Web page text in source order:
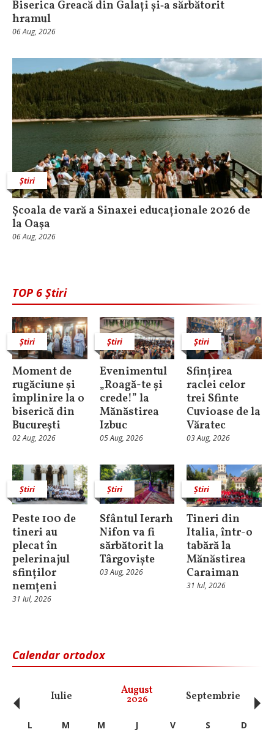
Biserica Greacă din Galați și‑a sărbătorit
hramul
06 Aug, 2026
Știri
Școala de vară a Sinaxei educaționale 2026 de
la Oaşa
06 Aug, 2026
TOP 6 Știri
Știri
Moment de
rugăciune şi
împlinire la o
biserică din
Bucureşti
02 Aug, 2026
Știri
Evenimentul
„Roagă-te și
crede!” la
Mănăstirea
Izbuc
05 Aug, 2026
Știri
Sfințirea
raclei celor
trei Sfinte
Cuvioase de la
Văratec
03 Aug, 2026
Știri
Peste 100 de
tineri au
plecat în
pelerinajul
sfinților
nemțeni
31 Iul, 2026
Știri
Sfântul Ierarh
Nifon va fi
sărbătorit la
Târgoviște
03 Aug, 2026
Știri
Tineri din
Italia, într-o
tabără la
Mănăstirea
Caraiman
31 Iul, 2026
Calendar ortodox
Iulie August
2026 Septembrie
‹ L M M J V S
D